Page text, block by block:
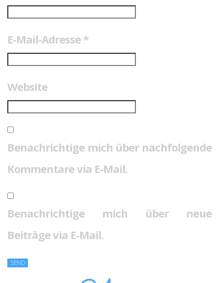
E-Mail-Adresse *
Website
Benachrichtige mich über nachfolgende
Kommentare via E-Mail.
Benachrichtige mich über neue
Beiträge via E-Mail.